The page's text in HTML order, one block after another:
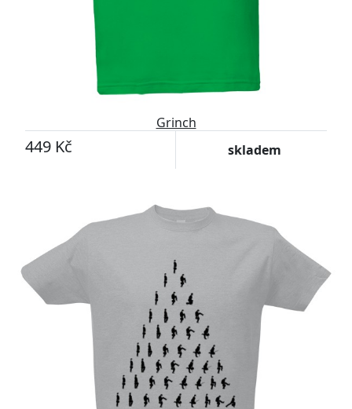
Grinch
449 Kč skladem